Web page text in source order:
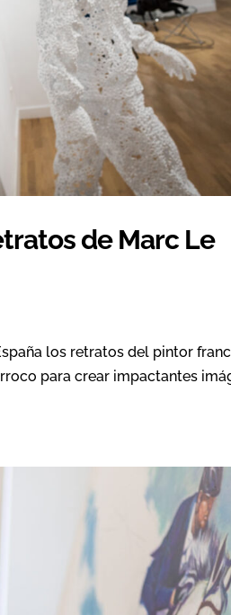
de Marc Le
los retratos del pintor
para crear impactantes